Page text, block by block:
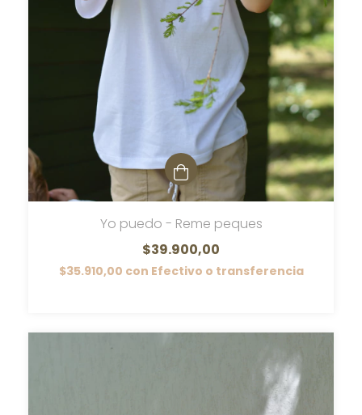
Yo puedo - Reme peques
$39.900,00
$35.910,00 con Efectivo o transferencia